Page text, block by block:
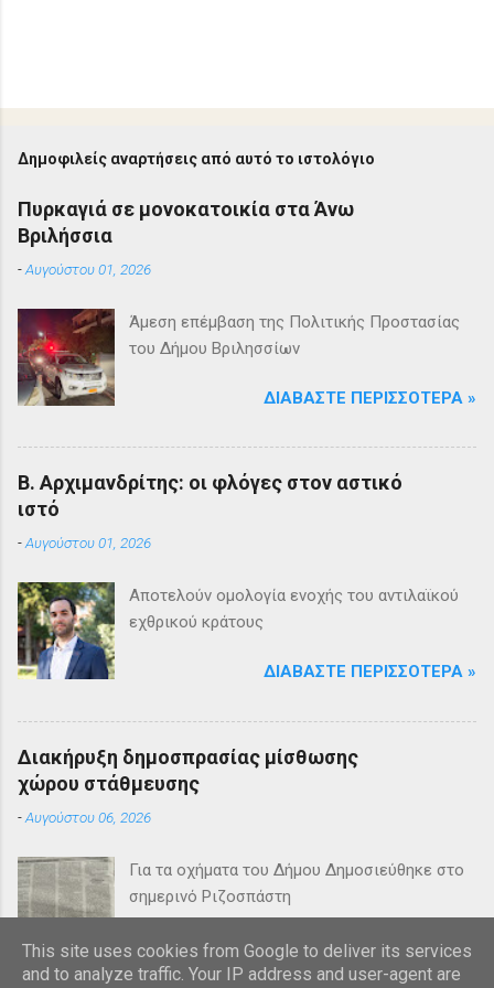
Δημοφιλείς αναρτήσεις από αυτό το ιστολόγιο
Πυρκαγιά σε μονοκατοικία στα Άνω
Βριλήσσια
-Αυγούστου 01, 2026
Άμεση επέμβαση της Πολιτικής Προστασίας
του Δήμου Βριλησσίων
ΔΙΑΒΆΣΤΕ ΠΕΡΙΣΣΌΤΕΡΑ »
Β. Αρχιμανδρίτης: οι φλόγες στον αστικό
ιστό
-Αυγούστου 01, 2026
Αποτελούν ομολογία ενοχής του αντιλαϊκού
εχθρικού κράτους
ΔΙΑΒΆΣΤΕ ΠΕΡΙΣΣΌΤΕΡΑ »
Διακήρυξη δημοσπρασίας μίσθωσης
χώρου στάθμευσης
-Αυγούστου 06, 2026
Για τα οχήματα του Δήμου Δημοσιεύθηκε στο
σημερινό Ριζοσπάστη
ΔΙΑΒΆΣΤΕ ΠΕΡΙΣΣΌΤΕΡΑ »
This site uses cookies from Google to deliver its services
and to analyze traffic. Your IP address and user-agent are